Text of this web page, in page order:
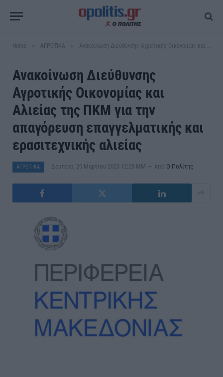
Home ΑΓΡΟΤΙΚΑ Ανακοίνωση Διεύθυνσης Αγροτικής Οικονομίας και Αλιείας της ΠΚΜ για την απαγόρευση επαγγελματικής και ερασιτεχνικής αλιείας
Ανακοίνωση Διεύθυνσης
Αγροτικής Οικονομίας και
Αλιείας της ΠΚΜ για την
απαγόρευση επαγγελματικής και
ερασιτεχνικής αλιείας
ΑΓΡΟΤΙΚΑ Δευτέρα, 20 Μαρτίου 2023 12:29 ΜΜ Από Ο Πολίτης